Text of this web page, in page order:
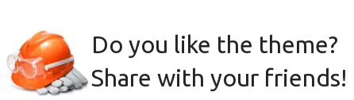
Do you like the theme?
Share with your friends!